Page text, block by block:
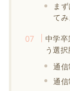
ま
てみ
中学
う選択
通
通